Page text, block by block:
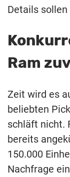
Details
Ram
Zeit wird es
beliebten
schläft nicht.
bereits
150.000
Nachfrage